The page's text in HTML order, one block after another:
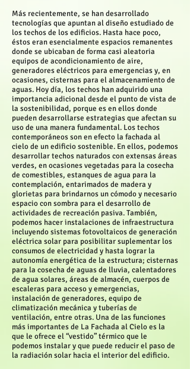
Más recientemente, se han desarrollado
tecnologías que apuntan al diseño estudiado de
los techos de los edificios. Hasta hace poco,
éstos eran esencialmente espacios remanentes
donde se ubicaban de forma casi aleatoria
equipos de acondicionamiento de aire,
generadores eléctricos para emergencias y, en
ocasiones, cisternas para el almacenamiento de
aguas. Hoy día, los techos han adquirido una
importancia adicional desde el punto de vista de
la sostenibilidad, porque es en ellos donde
pueden desarrollarse estrategias que afectan su
uso de una manera fundamental. Los techos
contemporáneos son en efecto la fachada al
cielo de un edificio sostenible. En ellos, podemos
desarrollar techos naturados con extensas áreas
verdes, en ocasiones vegetadas para la cosecha
de comestibles, estanques de agua para la
contemplación, entarimados de madera y
glorietas para brindarnos un cómodo y necesario
espacio con sombra para el desarrollo de
actividades de recreación pasiva. También,
podemos hacer instalaciones de infraestructura
incluyendo sistemas fotovoltaicos de generación
eléctrica solar para posibilitar suplementar los
consumos de electricidad y hasta lograr la
autonomía energética de la estructura; cisternas
para la cosecha de aguas de lluvia, calentadores
de agua solares, áreas de almacén, cuerpos de
escaleras para acceso y emergencias,
instalación de generadores, equipo de
climatización mecánica y tuberías de
ventilación, entre otras. Una de las funciones
más importantes de La Fachada al Cielo es la
que le ofrece el “vestido” térmico que le
podemos instalar y que puede reducir el paso de
la radiación solar hacia el interior del edificio.